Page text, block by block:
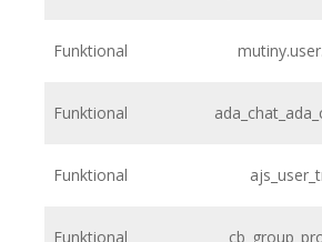
Funktional
Funktional
Funktional
Funktional